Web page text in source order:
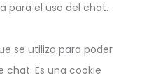
para el uso del chat.
se utiliza para poder
chat. Es una cookie